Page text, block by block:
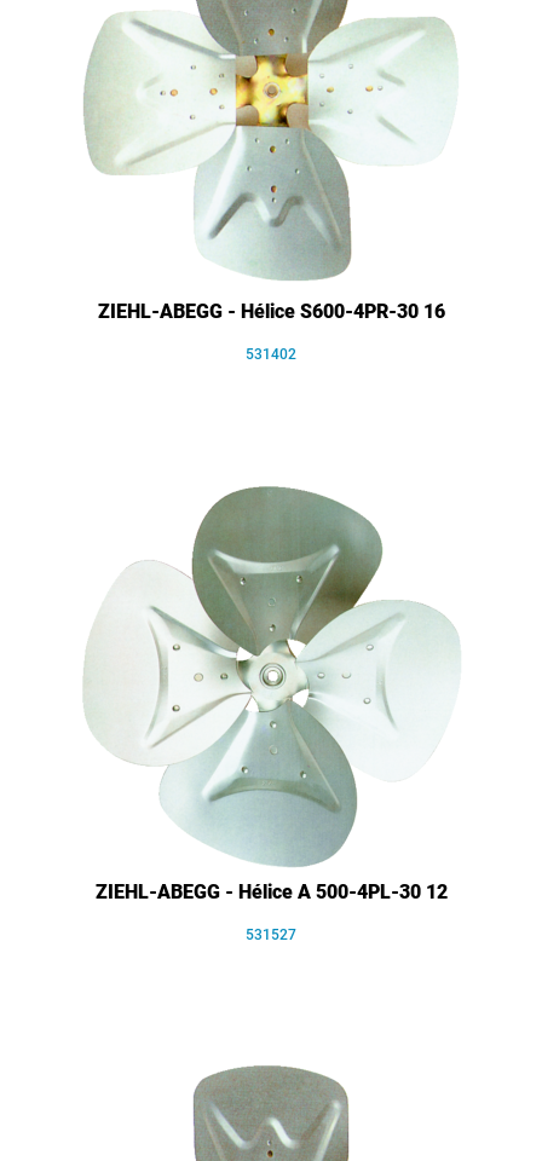
ZIEHL-ABEGG - Hélice S600-4PR-30 16
531402
ZIEHL-ABEGG - Hélice A 500-4PL-30 12
531527